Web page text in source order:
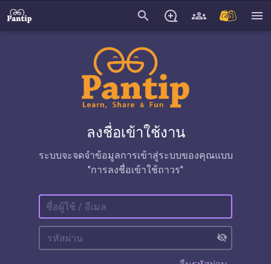
search menu
ลงชื่อเข้าใช้งาน
ระบบจะจดจำข้อมูลการเข้าสู่ระบบของคุณแบบ
"การลงชื่อเข้าใช้ถาวร"
visibility_off